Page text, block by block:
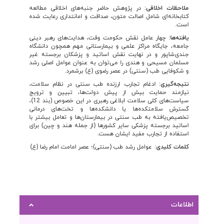
ملاحظات اخلاقی:در پژوهش حاضر جنبه‌های اخلاقی مطالعه
کتابخانه‌ای شامل اصالت متون، صداقت و امانتداری رعایت شده
است.
یافته‌ها: چهار عامل نقش حکومت وقت، هدایت‌های رهبر دینی
جامعه، جایگاه مراکز علمی و بیمارستانی مهم همچون دانشگاه
جندی‌شاپور و در نهایت نقش اساتید و پزشکان برجسته غیر
مسلمان مسیحی و هندی را می‌توان به عنوان عوامل اصلی رشد
و شکوفایی طب (سنتی) در عصر رضوی (ع) برشمرد.
نتیجه‌گیری: ادغام تجارب ارزنده طب سنتی در نظام سلامت،
نیازمند حمایت بیش ‌از پیش دولت‌ها، تبیین و ترویج
سیاست‌های کلی سلامت ابلاغی رهبری در این خصوص (بند 12)،
گسترش سلامتکده‌ها یا دانشکده‌ها و تخت‌های درمانی
تخصیص‌یافته به طب سنتی در بیمارستان‌ها و تعامل بیشتر با
اساتید برجسته پزشکی سایر کشورها (از جمله هند و چین) برای
استفاده از تجارب مفید ایشان هست.
کلمات کلیدی: عوامل رشد طب (سنتی)؛ عصر امامت امام رضا (ع)
اطلاعات